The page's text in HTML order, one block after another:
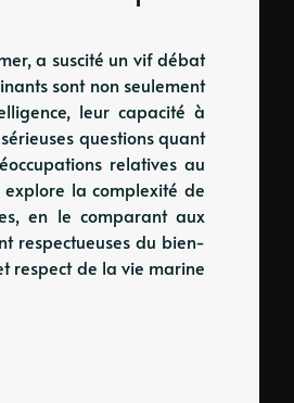
a suscité un vif débat
sont non seulement
leur capacité à
questions quant
relatives au
la complexité de
en le comparant aux
respectueuses du bien-
respect de la vie marine